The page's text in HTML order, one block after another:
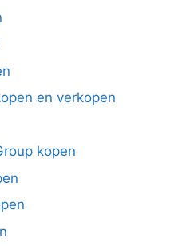
en verkopen
kopen